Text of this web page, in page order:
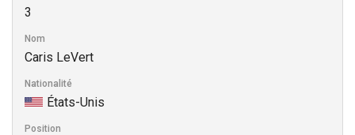
3
Nom
Caris LeVert
Nationalité
États-Unis
Position